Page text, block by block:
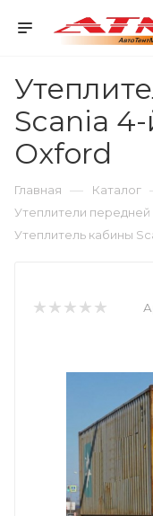
Scania
Oxford
Главная — Каталог
Утеплители передней
Утеплитель кабины